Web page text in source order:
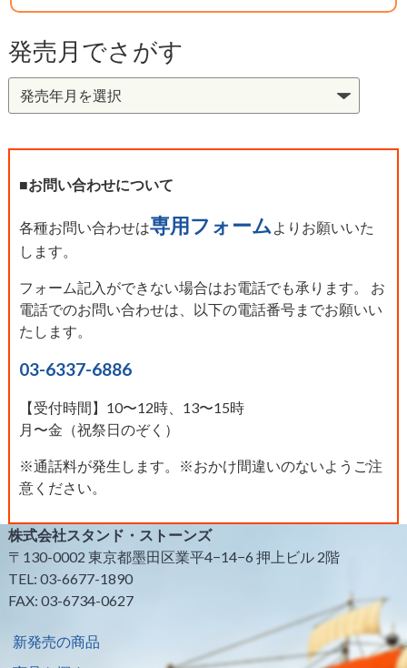
発売月でさがす
■お問い合わせについて
各種お問い合わせは専用フォーム よりお願いいた
します。
フォーム記入ができない場合はお電話でも承ります。 お
電話でのお問い合わせは、以下の電話番号までお願いい
たします。
03-6337-6886
【受付時間】10〜12時、13〜15時
月〜金（祝祭日のぞく）
※通話料が発生します。※おかけ間違いのないようご注
意ください。
株式会社スタンド・ストーンズ
〒130-0002 東京都墨田区業平4−14−6 押上ビル 2階
TEL: 03-6677-1890
FAX: 03-6734-0627
新発売の商品